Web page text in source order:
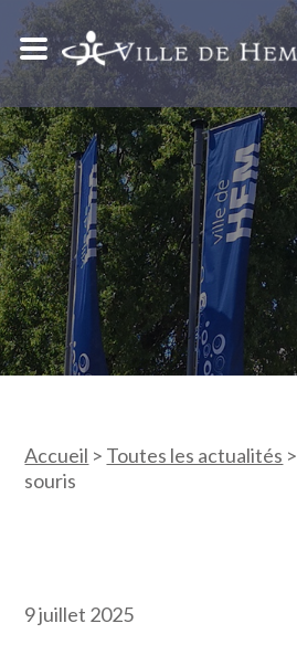
Accueil > Toutes les actualités >
souris
9 juillet 2025